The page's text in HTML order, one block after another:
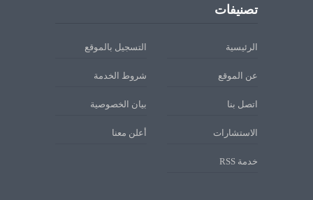
تصنيفات
الرئيسية التسجيل بالموقع
عن الموقع شروط الخدمة
اتصل بنا بيان الخصوصية
الاستشارات أعلن معنا
خدمة RSS